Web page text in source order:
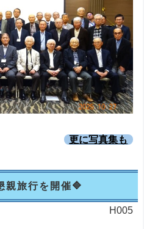
更に写真集も
親旅行を開催
H005